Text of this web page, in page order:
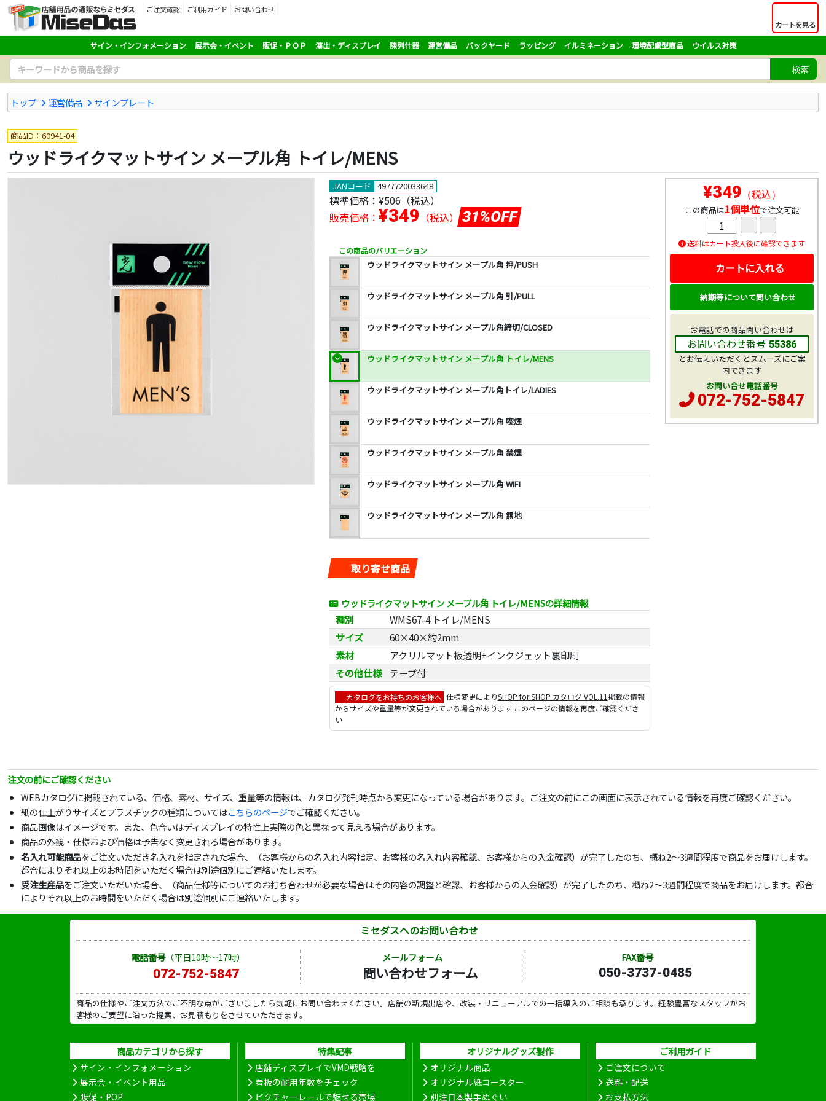
ご注文確認 ご利用ガイド
お問い合わせ
カートを見る
サイン・インフォメーション 展示会・イベント 販促・ＰＯＰ 演出・ディスプレイ 陳列什器 運営備品 バックヤード ラッピング イルミネーション 環境配慮型商品 ウイルス対策
検索
トップ 運営備品 サインプレート
商品ID：60941-04
ウッドライクマットサイン メープル角 トイレ/MENS
JANコード 4977720033648
標準価格： ¥506 （税込）
販売価格： ¥349 （税込） 31%OFF
この商品のバリエーション
ウッドライクマットサイン メープル角 押/PUSH
ウッドライクマットサイン メープル角 引/PULL
ウッドライクマットサイン メープル角締切/CLOSED
ウッドライクマットサイン メープル角 トイレ/MENS
ウッドライクマットサイン メープル角トイレ/LADIES
ウッドライクマットサイン メープル角 喫煙
ウッドライクマットサイン メープル角 禁煙
ウッドライクマットサイン メープル角 WIFI
ウッドライクマットサイン メープル角 無地
取り寄せ商品
ウッドライクマットサイン メープル角 トイレ/MENSの詳細情報
種別
WMS67-4 トイレ/MENS
サイズ
60×40×約2mm
素材
アクリルマット板透明+インクジェット裏印刷
その他仕様
テープ付
カタログをお持ちのお客様へ 仕様変更によりSHOP for SHOP カタログ VOL.11掲載の情報
からサイズや重量等が変更されている場合があります このページの情報を再度ご確認くださ
い
¥349 （税込）
この商品は1個単位で注文可能
送料はカート投入後に確認できます
カートに入れる
納期等について問い合わせ
お電話での商品問い合わせは
お問い合わせ番号 55386
とお伝えいただくとスムーズにご案
内できます
お問い合せ電話番号
072-752-5847
注文の前にご確認ください
WEBカタログに掲載されている、価格、素材、サイズ、重量等の情報は、カタログ発刊時点から変更になっている場合があります。ご注文の前にこの画面に表示されている情報を再度ご確認ください。
紙の仕上がりサイズとプラスチックの種類についてはこちらのページでご確認ください。
商品画像はイメージです。また、色合いはディスプレイの特性上実際の色と異なって見える場合があります。
商品の外観・仕様および価格は予告なく変更される場合があります。
名入れ可能商品をご注文いただき名入れを指定された場合、（お客様からの名入れ内容指定、お客様の名入れ内容確認、お客様からの入金確認）が完了したのち、概ね2～3週間程度で商品をお届けします。
都合によりそれ以上のお時間をいただく場合は別途個別にご連絡いたします。
受注生産品をご注文いただいた場合、（商品仕様等についてのお打ち合わせが必要な場合はその内容の調整と確認、お客様からの入金確認）が完了したのち、概ね2～3週間程度で商品をお届けします。都合
によりそれ以上のお時間をいただく場合は別途個別にご連絡いたします。
ミセダスへのお問い合わせ
電話番号（平日10時～17時）
072-752-5847
メールフォーム
問い合わせフォーム
FAX番号
050-3737-0485
商品の仕様やご注文方法でご不明な点がございましたら気軽にお問い合わせください。店舗の新規出店や、改装・リニューアルでの一括導入のご相談も承ります。経験豊富なスタッフがお
客様のご要望に沿った提案、お見積もりをさせていただきます。
商品カテゴリから探す
サイン・インフォメーション
展示会・イベント用品
販促・POP
特集記事
店舗ディスプレイでVMD戦略を
看板の耐用年数をチェック
ピクチャーレールで魅せる売場
オリジナルグッズ製作
オリジナル商品
オリジナル紙コースター
別注日本製手ぬぐい
ご利用ガイド
ご注文について
送料・配送
お支払方法